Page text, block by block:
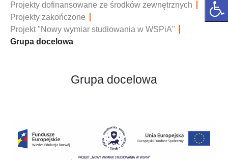
Projekty dofinansowane ze środków zewnętrznych
Projekty zakończone
Projekt "Nowy wymiar studiowania w WSPiA"
Grupa docelowa
Grupa docelowa